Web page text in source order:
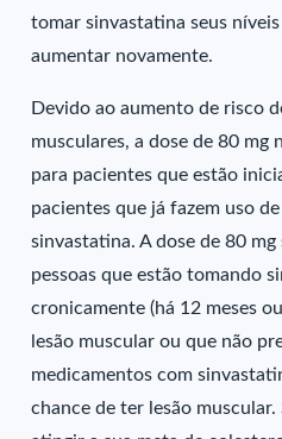
tomar sinvastatina seus
aumentar novamente.
Devido ao aumento de risco
musculares, a dose de 80 mg
para pacientes que estão
pacientes que já fazem uso
sinvastatina. A dose de 80
pessoas que estão tomando
cronicamente (há 12 meses
lesão muscular ou que não
medicamentos com
chance de ter lesão